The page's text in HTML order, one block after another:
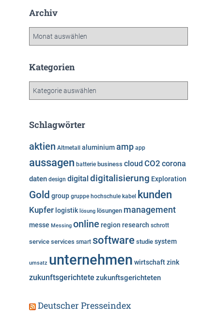
Archiv
h
Kategorien
g
r
i
n
Schlagwörter
aktien Altmetall aluminiumamp app
aussagen batterie business cloud CO2 corona
daten design digital digitalisierung Exploration
Gold group gruppe hochschule kabel kunden
Kupfer logistik lösung lösungen management
messe Messing online region research schrott
service services smart software studie system
umsatz unternehmen wirtschaftzink
zukunftsgerichtete zukunftsgerichteten
Deutscher Presseindex